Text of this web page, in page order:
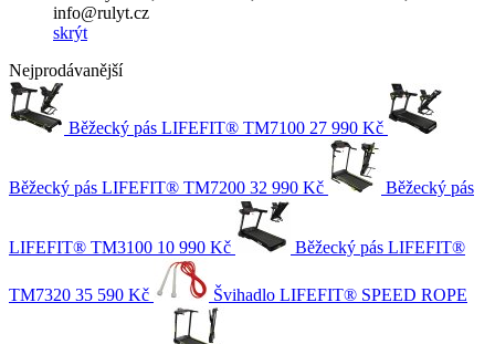
info@rulyt.cz
skrýt
Nejprodávanější
Běžecký pás LIFEFIT® TM7100 27 990 Kč
Běžecký pás LIFEFIT® TM7200 32 990 Kč Běžecký pás
LIFEFIT® TM3100 10 990 Kč Běžecký pás LIFEFIT®
TM7320 35 590 Kč Švihadlo LIFEFIT® SPEED ROPE